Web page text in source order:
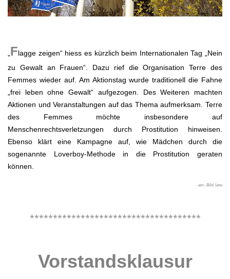
Flagge zeigen“ hiess es kürzlich beim Internationalen Tag „Nein
zu Gewalt an Frauen“. Dazu rief die Organisation Terre des
Femmes wieder auf. Am Aktionstag wurde traditionell die Fahne
„frei leben ohne Gewalt“ aufgezogen. Des Weiteren machten
Aktionen und Veranstaltungen auf das Thema aufmerksam. Terre
des Femmes möchte insbesondere auf
Menschenrechtsverletzungen durch Prostitution hinweisen.
Ebenso klärt eine Kampagne auf, wie Mädchen durch die
sogenannte Loverboy-Methode in die Prostitution geraten
können.
-am- Bild: lanu
*************************************
Vorstandsklausur